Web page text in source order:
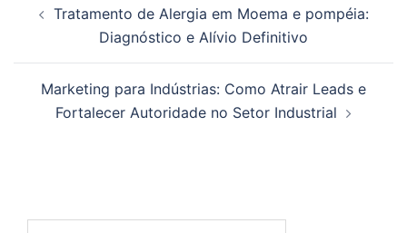
Tratamento de Alergia em Moema e pompéia:
Diagnóstico e Alívio Definitivo
Marketing para Indústrias: Como Atrair Leads e
Fortalecer Autoridade no Setor Industrial